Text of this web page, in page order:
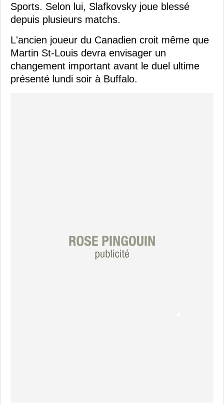
Sports. Selon lui, Slafkovsky joue blessé
depuis plusieurs matchs.
L'ancien joueur du Canadien croit même que
Martin St-Louis devra envisager un
changement important avant le duel ultime
présenté lundi soir à Buffalo.